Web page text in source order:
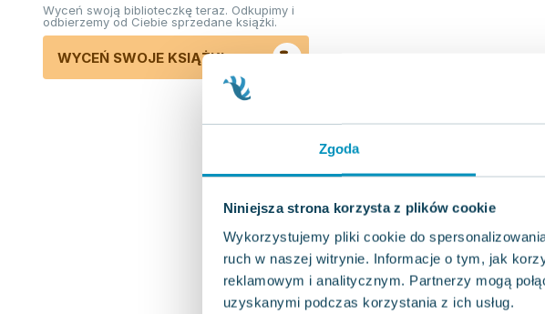
Zgoda
Niniejsza strona korzysta z plików cookie
Wykorzystujemy pliki cookie do
ruch w naszej witrynie. Informacje o tym, jak
reklamowym i analitycznym. Partnerzy mogą
uzyskanymi podczas korzystania z ich usług.
Wyceń swoją biblioteczkę teraz. Odkupimy i
odbierzemy od Ciebie sprzedane książki.
WYCEŃ SWOJE KSIĄŻKI